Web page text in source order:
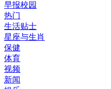
早报校园
热门
生活贴士
星座与生肖
保健
体育
视频
新闻